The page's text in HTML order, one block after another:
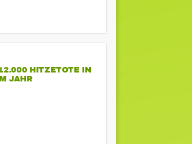
HITZETOTE IN
JAHR